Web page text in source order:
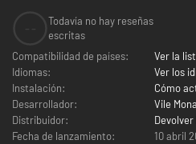
Todavía no hay reseñas
escritas
Compatibilidad de países:
Ver la
Idiomas:
Ver los
Instalación:
Cómo
Desarrollador:
Vile
Distribuidor:
Fecha de lanzamiento:
10 abril